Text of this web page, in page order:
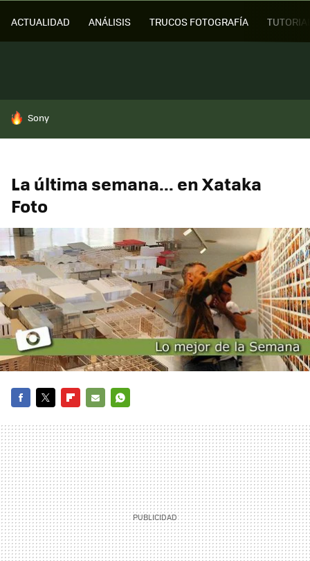
ACTUALIDAD ANÁLISIS TRUCOS FOTOGRAFÍA
HOY SE HABLA DE
Sony
La última semana... en Xataka
Foto
MAIL